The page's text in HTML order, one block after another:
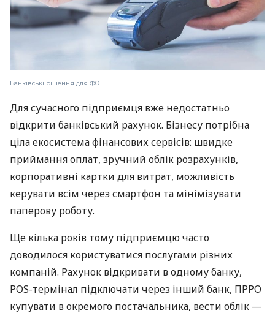
Банківські рішення для ФОП
Для сучасного підприємця вже недостатньо
відкрити банківський рахунок. Бізнесу потрібна
ціла екосистема фінансових сервісів: швидке
приймання оплат, зручний облік розрахунків,
корпоративні картки для витрат, можливість
керувати всім через смартфон та мінімізувати
паперову роботу.
Ще кілька років тому підприємцю часто
доводилося користуватися послугами різних
компаній. Рахунок відкривати в одному банку,
POS-термінал підключати через інший банк, ПРРО
купувати в окремого постачальника, вести облік —